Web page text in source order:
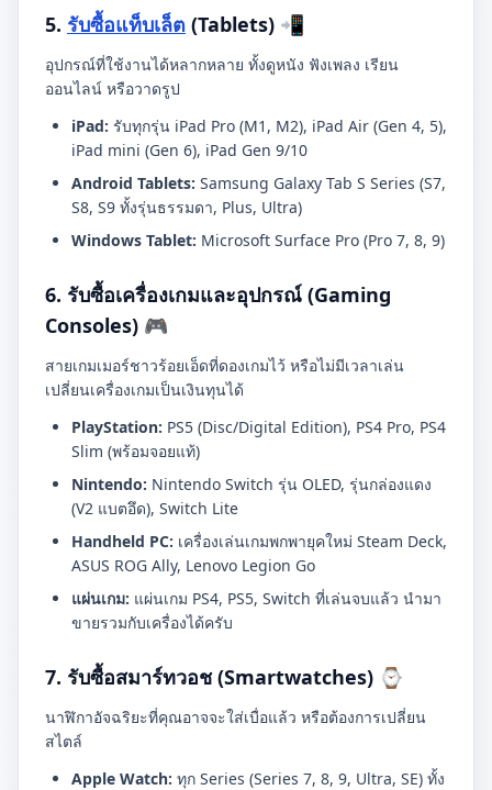
5. รับซื้อแท็บเล็ต (Tablets) 📲
อุปกรณ์ที่ใช้งานได้หลากหลาย ทั้งดูหนัง ฟังเพลง เรียน
ออนไลน์ หรือวาดรูป
iPad: รับทุกรุ่น iPad Pro (M1, M2), iPad Air (Gen 4, 5),
iPad mini (Gen 6), iPad Gen 9/10
Android Tablets: Samsung Galaxy Tab S Series (S7,
S8, S9 ทั้งรุ่นธรรมดา, Plus, Ultra)
Windows Tablet: Microsoft Surface Pro (Pro 7, 8, 9)
6. รับซื้อเครื่องเกมและอุปกรณ์ (Gaming
Consoles) 🎮
สายเกมเมอร์ชาวร้อยเอ็ดที่ดองเกมไว้ หรือไม่มีเวลาเล่น
เปลี่ยนเครื่องเกมเป็นเงินทุนได้
PlayStation: PS5 (Disc/Digital Edition), PS4 Pro, PS4
Slim (พร้อมจอยแท้)
Nintendo: Nintendo Switch รุ่น OLED, รุ่นกล่องแดง
(V2 แบตอึด), Switch Lite
Handheld PC: เครื่องเล่นเกมพกพายุคใหม่ Steam Deck,
ASUS ROG Ally, Lenovo Legion Go
แผ่นเกม: แผ่นเกม PS4, PS5, Switch ที่เล่นจบแล้ว นำมา
ขายรวมกับเครื่องได้ครับ
7. รับซื้อสมาร์ทวอช (Smartwatches) ⌚
นาฬิกาอัจฉริยะที่คุณอาจจะใส่เบื่อแล้ว หรือต้องการเปลี่ยน
สไตล์
Apple Watch: ทุก Series (Series 7, 8, 9, Ultra, SE) ทั้ง